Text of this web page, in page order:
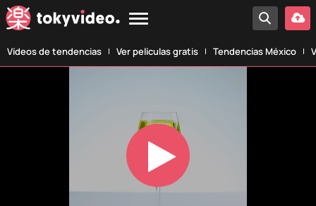
Vídeos de tendencias Ver películas gratis Tendencias México
Play